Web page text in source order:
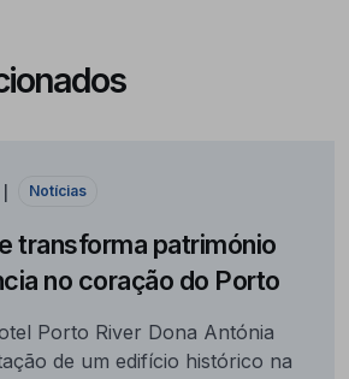
Notícias
transforma património
no coração do Porto
Porto River Dona Antónia
de um edifício histórico na